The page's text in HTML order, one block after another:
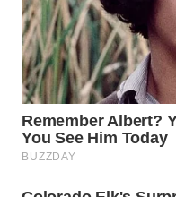
WN
LIKUPANG
WN
LABUANBAJO
WN
BORNEO